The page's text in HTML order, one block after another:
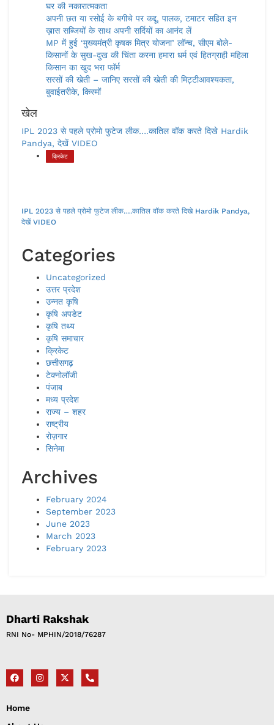
घर की नकारात्मकता
अपनी छत या रसोई के बगीचे पर कद्दू, पालक, टमाटर सहित इन
ख़ास सब्जियों के साथ अपनी सर्दियों का आनंद लें
MP में हुई ‘मुख्यमंत्री कृषक मित्र योजना’ लॉन्च, सीएम बोले-
किसानों के सुख-दुख की चिंता करना हमारा धर्म एवं हितग्राही महिला
किसान का खुद भरा फॉर्म
सरसों की खेती – जानिए सरसों की खेती की मिट्टीआवश्यकता,
बुवाईतरीके, किस्मों
खेल
IPL 2023 से पहले प्रोमो फुटेज लीक….कातिल वॉक करते दिखे Hardik
Pandya, देखें VIDEO
क्रिकेट
IPL 2023 से पहले प्रोमो फुटेज लीक….कातिल वॉक करते दिखे Hardik Pandya,
देखें VIDEO
Categories
Uncategorized
उत्तर प्रदेश
उन्नत कृषि
कृषि अपडेट
कृषि तथ्य
कृषि समाचार
क्रिकेट
छत्तीसगढ़
टेक्नोलॉजी
पंजाब
मध्य प्रदेश
राज्य – शहर
राष्ट्रीय
रोज़गार
सिनेमा
Archives
February 2024
September 2023
June 2023
March 2023
February 2023
Dharti Rakshak
RNI No- MPHIN/2018/76287​
Home